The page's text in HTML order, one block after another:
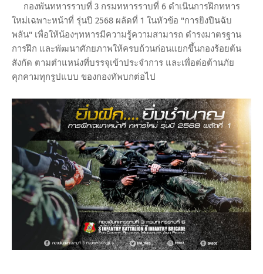
กองพันทหารราบที่ 3 กรมทหารราบที่ 6 ดำเนินการฝึกทหาร
ใหม่เฉพาะหน้าที่ รุ่นปี 2568 ผลัดที่ 1 ในหัวข้อ "การยิงปืนฉับ
พลัน" เพื่อให้น้องๆทหารมีความรู้ความสามารถ ดำรงมาตรฐาน
การฝึก และพัฒนาศักยภาพให้ครบถ้วนก่อนแยกขึ้นกองร้อยต้น
สังกัด ตามตำแหน่งที่บรรจุเข้าประจำการ และเพื่อต่อต้านภัย
คุกคามทุกรูปแบบ ของกองทัพบกต่อไป